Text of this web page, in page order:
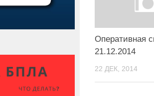
Оперативная
21.12.2014
22 ДЕК, 2014